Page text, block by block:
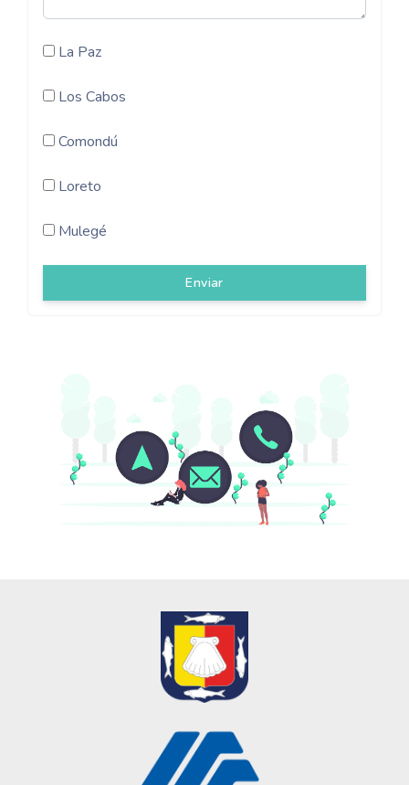
La Paz
Los Cabos
Comondú
Loreto
Mulegé